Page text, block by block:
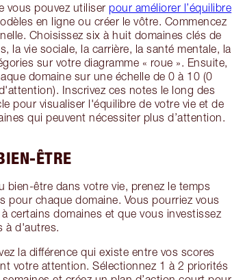
vous pouvez utiliser pour améliorer l’équilibre
en ligne ou créer le vôtre. Commencez
Choisissez six à huit domaines clés de
la vie sociale, la carrière, la santé mentale, la
sur votre diagramme « roue ». Ensuite,
domaine sur une échelle de 0 à 10 (0
Inscrivez ces notes le long des
pour visualiser l'équilibre de votre vie et de
qui peuvent nécessiter plus d’attention.
ÊTRE
bien-être dans votre vie, prenez le temps
pour chaque domaine. Vous pourriez vous
certains domaines et que vous investissez
à d'autres.
la différence qui existe entre vos scores
votre attention. Sélectionnez 1 à 2 priorités